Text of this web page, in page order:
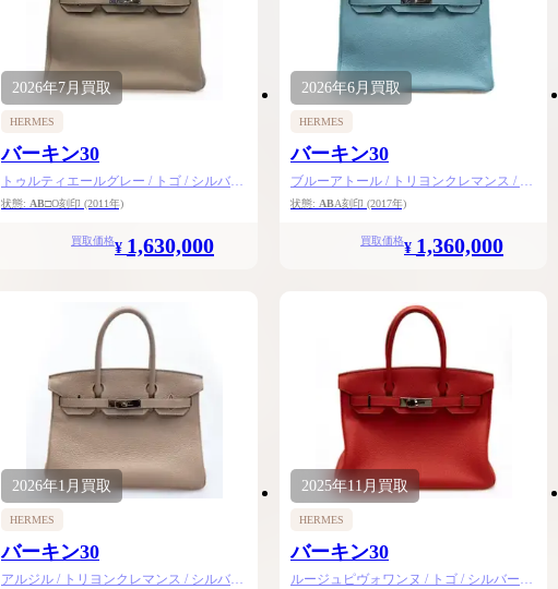
2026年7月買取
HERMES
バーキン30
トゥルティエールグレー / トゴ / シルバー
金具
状態: AB□O刻印 (2011年)
買取価格¥ 1,630,000
2026年6月 買取
HERMES
バーキン30
ブルーアトール / トリヨンクレマンス / シ
ルバー金具
状態: ABA刻印 (2017年)
買取価格¥ 1,360,000
2026年1月買取
HERMES
バーキン30
アルジル / トリヨンクレマンス / シルバー
2025年11月買取
HERMES
バーキン30
ルージュピヴォワンヌ / トゴ / シルバー金